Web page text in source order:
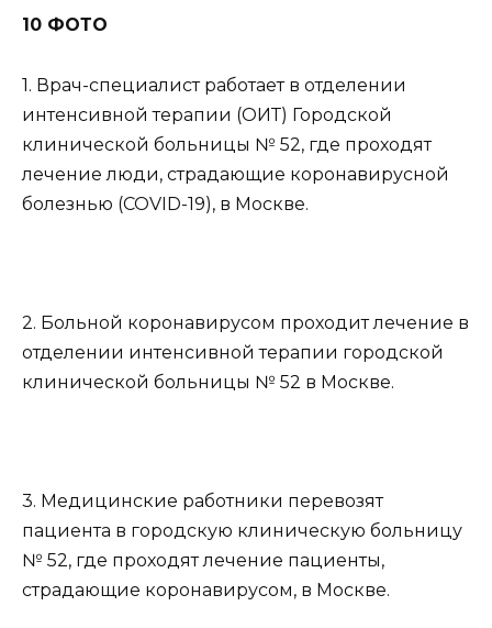
10 ФОТО
1. Врач-специалист работает в отделении
интенсивной терапии (ОИТ) Городской
клинической больницы № 52, где проходят
лечение люди, страдающие коронавирусной
болезнью (COVID-19), в Москве.
2. Больной коронавирусом проходит лечение в
отделении интенсивной терапии городской
клинической больницы № 52 в Москве.
3. Медицинские работники перевозят
пациента в городскую клиническую больницу
№ 52, где проходят лечение пациенты,
страдающие коронавирусом, в Москве.